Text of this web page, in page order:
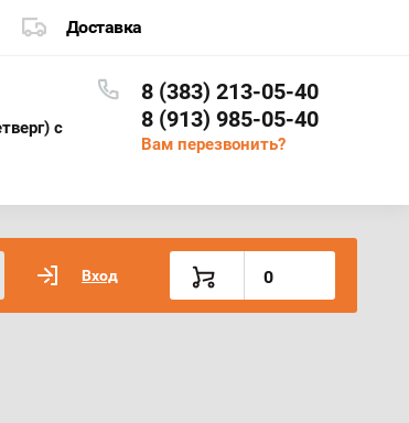
Доставка
с
8 (383) 213-05-40
8 (913) 985-05-40
Вам перезвонить?
Вход 0